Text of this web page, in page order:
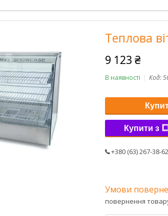
Теплова
9 123 ₴
В наявності Код:
Купити з
+380 (63) 267-38-62
повернення